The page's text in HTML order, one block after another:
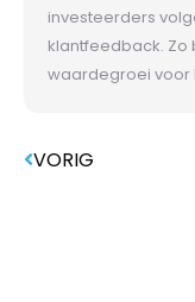
investeerders
klantfeedback. Zo
waardegroei voor
VORIG